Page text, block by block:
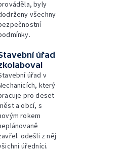
byly
všechny
úřad
úřad v
který
pro deset
a obcí, s
rokem
odešli z něj
úředníci.